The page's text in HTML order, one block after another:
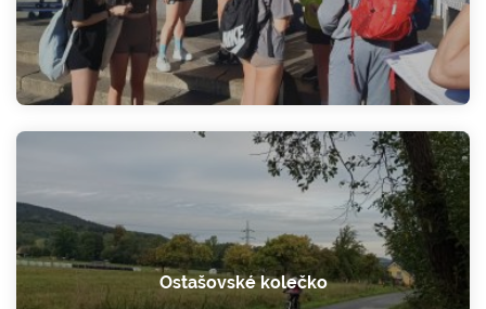
Ostašovské kolečko